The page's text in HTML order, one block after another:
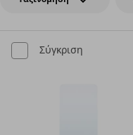
Σύγκριση